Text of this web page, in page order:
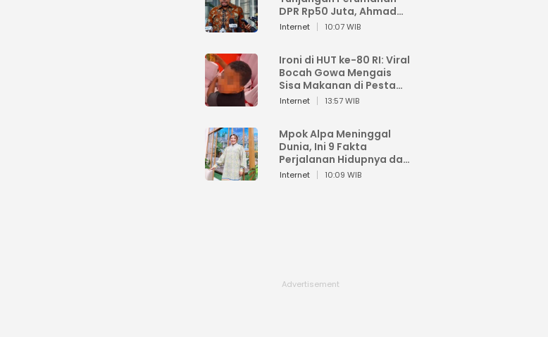
DPR Rp50 Juta, Ahmad
Sahroni: Enggak Senang
Internet 10:07 WIB
Ironi di HUT ke-80 RI: Viral
Bocah Gowa Mengais
Sisa Makanan di Pesta
Kemerdekaan
Internet 13:57 WIB
Mpok Alpa Meninggal
Dunia, Ini 9 Fakta
Perjalanan Hidupnya dari
Viral hingga Puncak
Internet 10:09 WIB